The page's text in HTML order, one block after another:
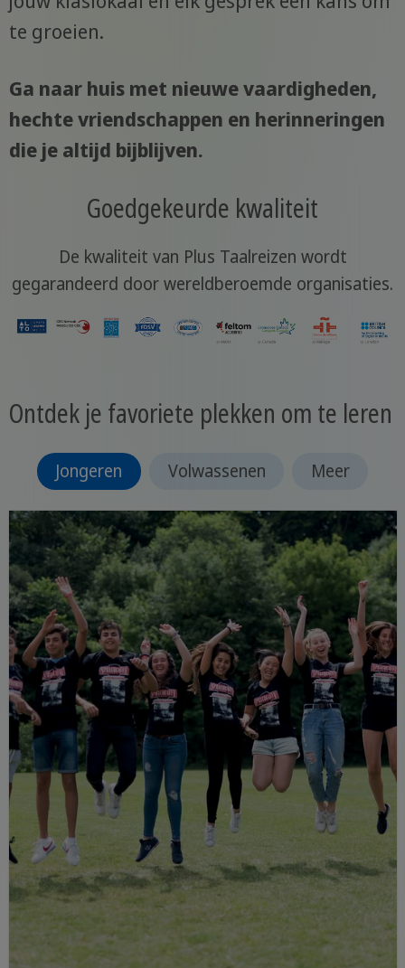
te groeien.
Ga naar huis met nieuwe vaardigheden,
hechte vriendschappen en herinneringen
die je altijd bijblijven.
Goedgekeurde kwaliteit
De kwaliteit van Plus Taalreizen wordt
gegarandeerd door wereldberoemde organisaties.
Ontdek je favoriete plekken om te leren
Jongeren Volwassenen Meer